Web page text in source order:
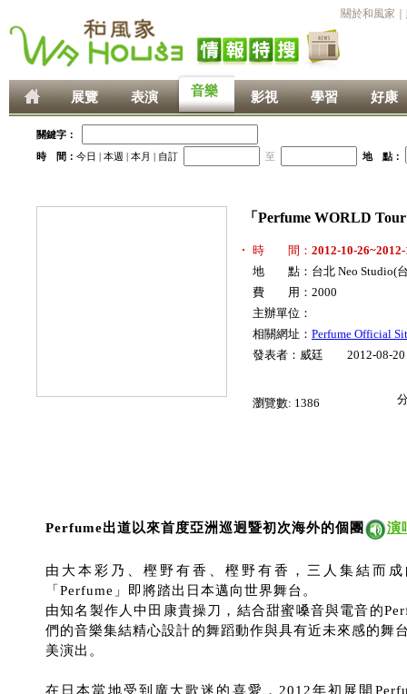
關於和風家
展覽 表演 音樂 影視 學習 好康
關鍵字：
時 間： 今日 | 本週 | 本月 | 自訂 至 地 點：
「Perfume WORLD
時 間： 2012-10-
地 點：台北 Neo Studio(台
費 用：2000
主辦單位：
相關網址： Perfume Official
發表者：威廷 2012-08-20
瀏覽數: 1386
Perfume出道以來首度亞洲巡迥暨初次海外的個團 演
由大本彩乃、樫野有香、樫野有香，三人集結而
「Perfume」即將踏出日本邁向世界舞台。
由知名製作人中田康貴操刀，結合甜蜜嗓音與電音的
們的音樂集結精心設計的舞蹈動作與具有近未來感的舞
美演出。
在日本當地受到廣大歌迷的喜愛，2012年初展開